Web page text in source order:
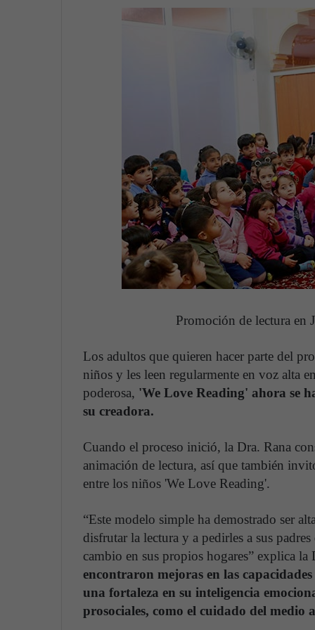
Promoción de lectura en
Los adultos que quieren hacer parte del
niños y les leen regularmente en voz alta
poderosa, 'We Love Reading' ahora se
su creadora.
Cuando el proceso inició, la Dra. Rana
animación de lectura, así que también
entre los niños 'We Love Reading'.
“Este modelo simple ha demostrado ser
disfrutar la lectura y a pedirles a sus
cambio en sus propios hogares” explica la
encontraron mejoras en las
una fortaleza en su inteligencia
prosociales, como el cuidado del medio